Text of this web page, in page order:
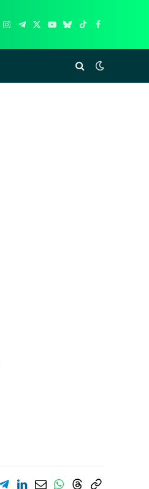
Instagram
Telegram
X
YouTube
Bluesky
TikTokFacebook